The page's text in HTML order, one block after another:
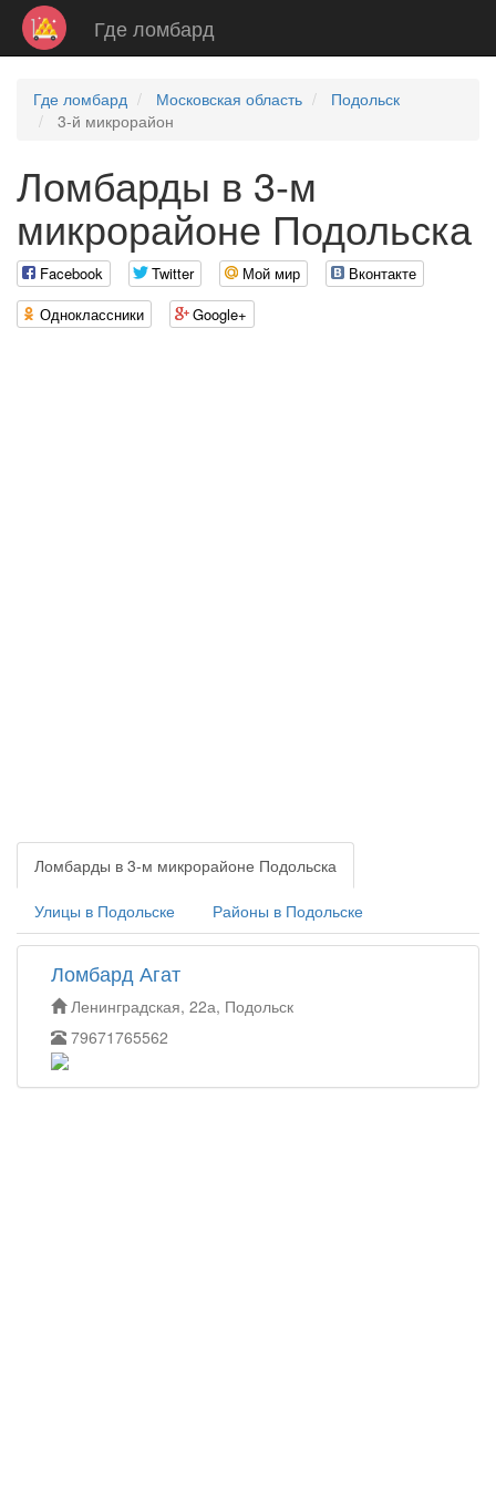
Где ломбард
Где ломбард Московская область
Подольск
3-й микрорайон
Ломбарды в 3-м
микрорайоне Подольска
Facebook Twitter Мой мир
Вконтакте
Одноклассники
Google+
Ломбарды в 3-м микрорайоне Подольска
Улицы в Подольске Районы в Подольске
Ломбард Агат
Ленинградская, 22а, Подольск
79671765562